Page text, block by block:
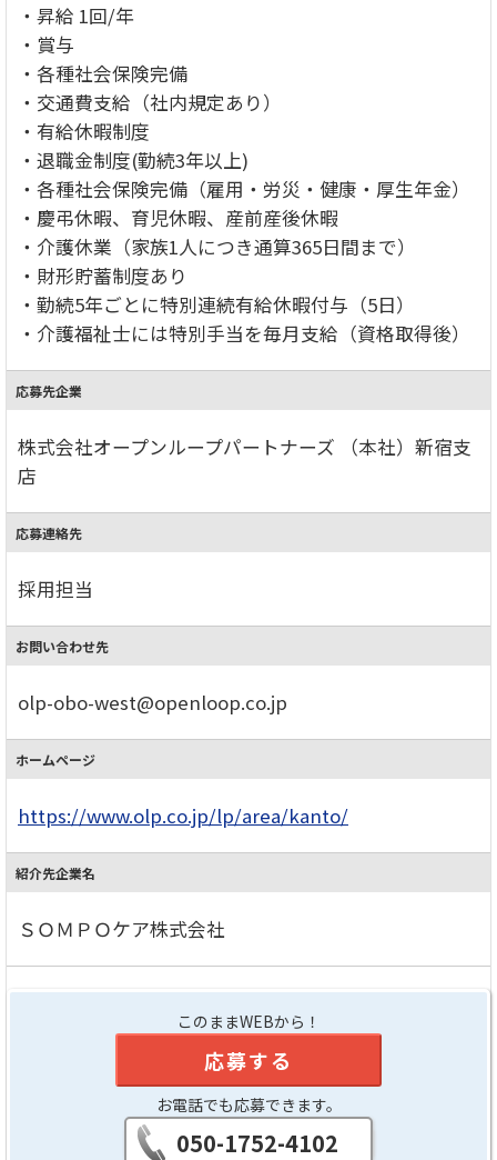
・昇給 1回/年
・賞与
・各種社会保険完備
・交通費支給（社内規定あり）
・有給休暇制度
・退職金制度(勤続3年以上)
・各種社会保険完備（雇用・労災・健康・厚生年金）
・慶弔休暇、育児休暇、産前産後休暇
・介護休業（家族1人につき通算365日間まで）
・財形貯蓄制度あり
・勤続5年ごとに特別連続有給休暇付与（5日）
・介護福祉士には特別手当を毎月支給（資格取得後）
応募先企業
株式会社オープンループパートナーズ （本社）新宿支
店
応募連絡先
採用担当
お問い合わせ先
olp-obo-west@openloop.co.jp
ホームページ
https://www.olp.co.jp/lp/area/kanto/
紹介先企業名
ＳＯＭＰＯケア株式会社
このままWEBから！
応募する
お電話でも応募できます。
050-1752-4102